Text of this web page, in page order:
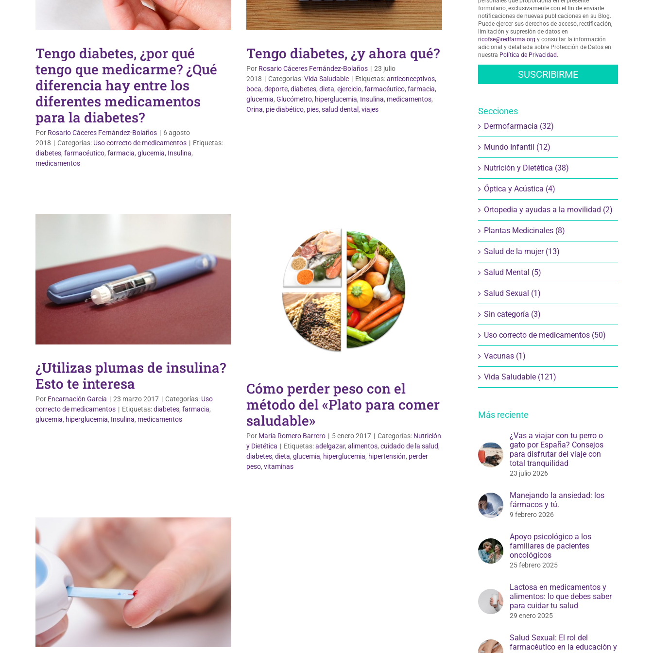
Tengo diabetes, ¿por qué
tengo que medicarme? ¿Qué
diferencia hay entre los
diferentes medicamentos
para la diabetes?
Por Rosario Cáceres Fernández-Bolaños | 6 agosto
2018 | Categorías: Uso correcto de medicamentos | Etiquetas:
diabetes, farmacéutico, farmacia, glucemia, Insulina,
medicamentos
Tengo diabetes, ¿y ahora qué?
Por Rosario Cáceres Fernández-Bolaños | 23 julio
2018 | Categorías:Vida Saludable | Etiquetas:anticonceptivos,
boca, deporte, diabetes, dieta, ejercicio, farmacéutico, farmacia,
glucemia, Glucómetro, hiperglucemia, Insulina, medicamentos,
Orina, pie diabético, pies, salud dental , viajes
Uso correcto de medicamentos
¿Utilizas plumas de insulina?
Esto te interesa
Por Encarnación García | 23 marzo 2017 | Categorías: Uso
correcto de medicamentos | Etiquetas:diabetes, farmacia,
glucemia, hiperglucemia, Insulina, medicamentos
Cómo perder peso con el
método del «Plato para comer
saludable»
Por María Romero Barrero | 5 enero 2017 | Categorías: Nutrición
y Dietética | Etiquetas:adelgazar, alimentos, cuidado de la salud,
diabetes, dieta, glucemia, hiperglucemia, hipertensión, perder
peso, vitaminas
formulario, exclusivamente con el fin de enviarle
notificaciones de nuevas publicaciones en su Blog.
Puede ejercer sus derechos de acceso, rectificación,
limitación y supresión de datos en
ricofse@redfarma.org y consultar la información
adicional y detallada sobre Protección de Datos en
nuestra Política de Privacidad .
Secciones
Dermofarmacia (32)
Mundo Infantil (12)
Nutrición y Dietética (38)
Óptica y Acústica (4)
Ortopedia y ayudas a la movilidad (2)
Plantas Medicinales (8)
Salud de la mujer (13)
Salud Mental (5)
Salud Sexual (1)
Sin categoría (3)
Uso correcto de medicamentos (50)
Vacunas (1)
Vida Saludable (121)
Más reciente
¿Vas a viajar con tu perro o
gato por España? Consejos
para disfrutar del viaje con
total tranquilidad
23 julio 2026
Manejando la ansiedad: los
fármacos y tú.
9 febrero 2026
Apoyo psicológico a los
familiares de pacientes
oncológicos
25 febrero 2025
Lactosa en medicamentos y
alimentos: lo que debes saber
para cuidar tu salud
29 enero 2025
Salud Sexual: El rol del
farmacéutico en la educación y